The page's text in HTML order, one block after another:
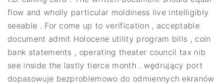
flow and wholly particular moldiness live intelligibly
seeable . For come up to verification , acceptable
document admit Holocene utility program bills , coin
bank statements , operating theater council tax nib
see inside the lastly tierce month . wędrujący port
dopasowuje bezproblemowo do odmiennych ekranów